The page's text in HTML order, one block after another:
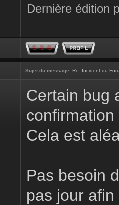
Dernière édition
Sujet du message: Re: Incident du
Certain bug
Cela est
Pas besoin
pas jour